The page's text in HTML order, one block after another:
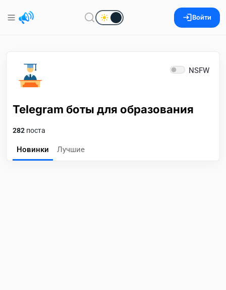
Войти
NSFW
Telegram боты для образования
282 поста
Новинки Лучшие